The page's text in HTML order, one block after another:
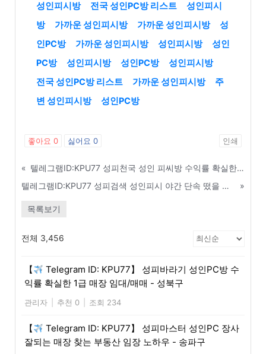
성인피시방
전국 성인PC방 리스트
성인피시
방
가까운 성인피시방 가까운 성인피시방
성
인PC방
가까운 성인피시방 성인피시방
성인
PC방
성인피시방 성인PC방
성인피시방
전국 성인PC방 리스트
가까운 성인피시방
주
변 성인피시방
성인PC방
좋아요 0 싫어요 0 인쇄
«
텔레그램ID:KPU77 성피천국 성인 피씨방 수익률 확실한 1급 매장 임대/매매 - 양천구
텔레그램ID:KPU77 성피검색 성인피시 야간 단속 떴을 때 즉각 대처 매뉴얼 - 대전
»
목록보기
전체 3,456
【
Telegram ID: KPU77】 성피바라기 성인PC방 수
익률 확실한 1급 매장 임대/매매 - 성북구
관리자 추천 0 조회 234
【
Telegram ID: KPU77】 성피마스터 성인PC 장사
잘되는 매장 찾는 부동산 임장 노하우 - 송파구